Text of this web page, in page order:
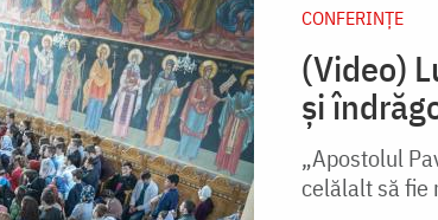
CONFERINȚE
(Video)
și
„Apostolul
celălalt să fie